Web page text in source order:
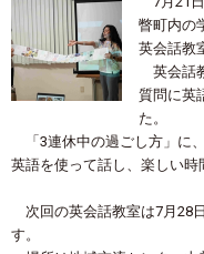
瞥町内の
英会話教
英会話
質問に英
た。
「 3連休中の過ごし方」に
英語を使って話し、楽しい時
次回の英会話教室は7月 28 日
す。